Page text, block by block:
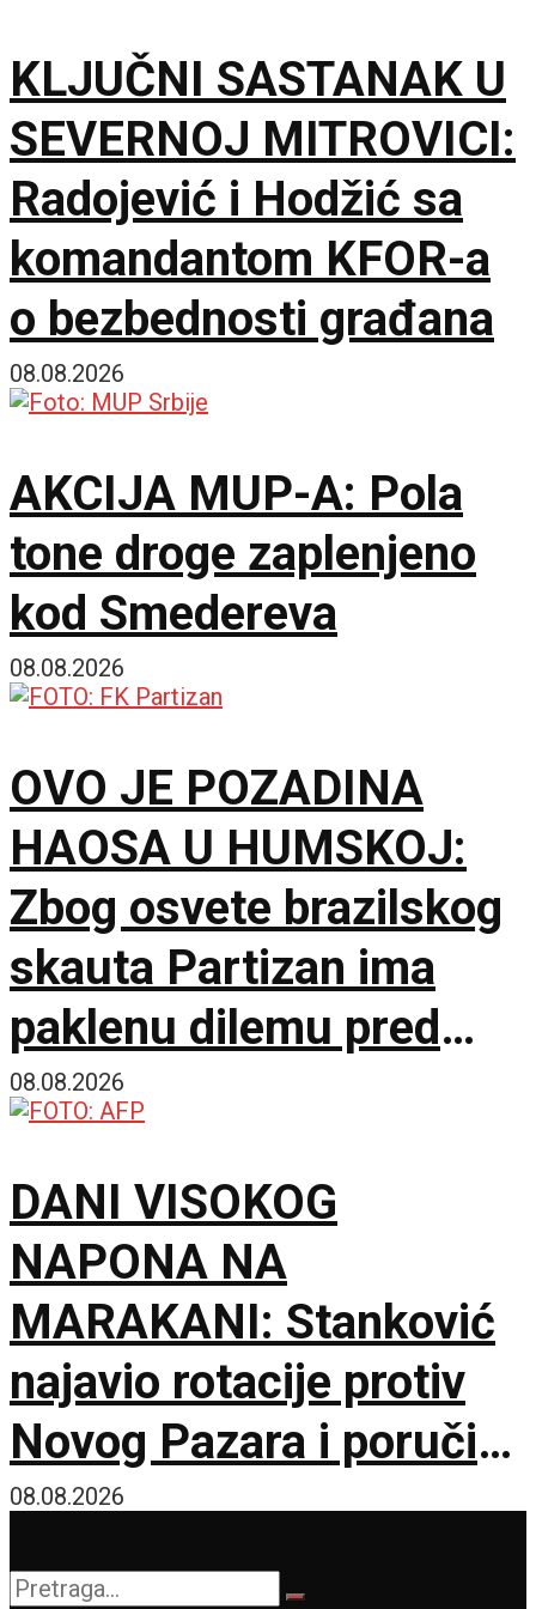
KLJUČNI SASTANAK U
SEVERNOJ MITROVICI:
Radojević i Hodžić sa
komandantom KFOR-a
o bezbednosti građana
08.08.2026
AKCIJA MUP-A: Pola
tone droge zaplenjeno
kod Smedereva
08.08.2026
OVO JE POZADINA
HAOSA U HUMSKOJ:
Zbog osvete brazilskog
skauta Partizan ima
paklenu dilemu pred
Hetafe!
08.08.2026
DANI VISOKOG
NAPONA NA
MARAKANI: Stanković
najavio rotacije protiv
Novog Pazara i poručio
– Nije pitanje života i
smrti, ali hoću
08.08.2026